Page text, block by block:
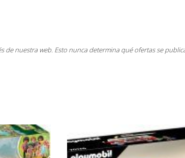
de nuestra web. Esto nunca determina qué ofertas se